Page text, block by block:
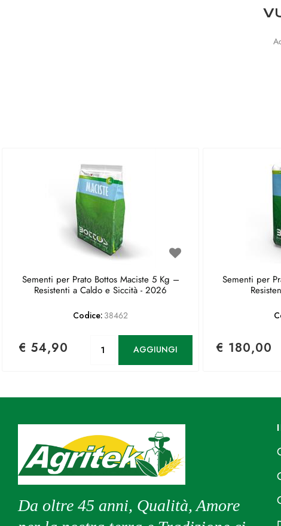
Sementi per Prato Bottos Maciste 5 Kg –
Resistenti a Caldo e Siccità - 2026
Codice: 38462
€ 54,90 AGGIUNGI
Sementi per
€ 180,00
Da oltre 45 anni, Qualità, Amore